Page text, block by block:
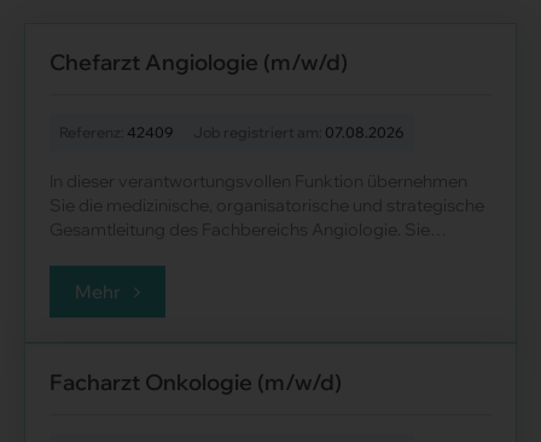
Chefarzt Angiologie (m/w/d)
42409 07.08.2026
In dieser verantwortungsvollen Funktion übernehmen
Sie die medizinische, organisatorische und strategische
Gesamtleitung des Fachbereichs Angiologie. Sie
Mehr
Facharzt Onkologie (m/w/d)